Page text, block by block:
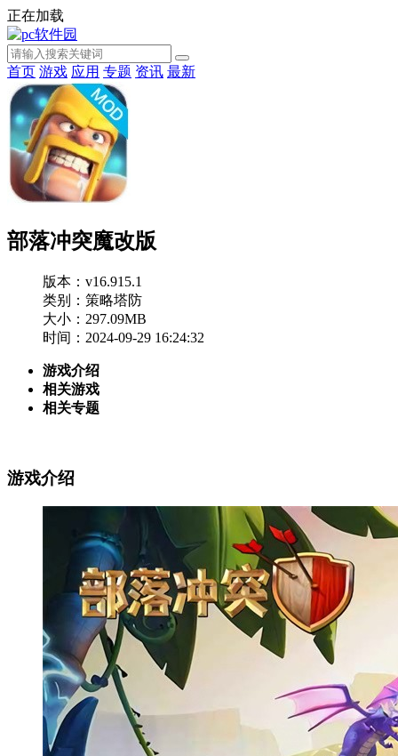
正在加载
首页 游戏 应用 专题 资讯 最新
部落冲突魔改版
版本：v16.915.1
类别：策略塔防
大小：297.09MB
时间：2024-09-29 16:24:32
游戏介绍
相关游戏
相关专题
游戏介绍